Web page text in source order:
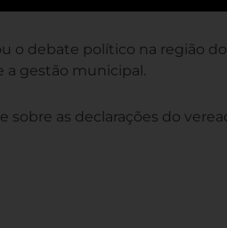
o debate político na região do
a gestão municipal.
as declarações do